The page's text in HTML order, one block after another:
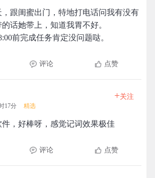
，跟闺蜜出门，特地打电话问我有没有
话她带上，知道我胃不好。
前完成任务肯定没问题哒。
评论 点赞
17分 精选
+关注
，好棒呀，感觉记词效果极佳
评论 点赞